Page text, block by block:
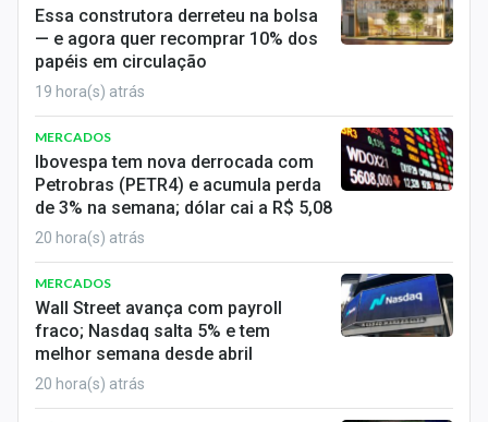
Conteúdo de Marca
Sobre
Expediente
Contato
Essa construtora derreteu na bolsa
— e agora quer recomprar 10% dos
papéis em circulação
19 hora(s) atrás
MERCADOS
Ibovespa tem nova derrocada com
Petrobras (PETR4) e acumula perda
de 3% na semana; dólar cai a R$ 5,08
20 hora(s) atrás
MERCADOS
Wall Street avança com payroll
fraco; Nasdaq salta 5% e tem
melhor semana desde abril
20 hora(s) atrás